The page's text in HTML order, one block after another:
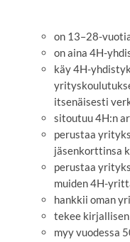
on 13–28-
on aina 4H-
käy 4H-
itsenäisesti
sitoutuu 4H:n
perustaa
jäsenkorttinsa
perustaa
muiden 4H-
hankkii oman
tekee
myy vuodessa